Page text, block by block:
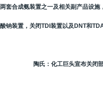
两套合成氨装置之一及相关副产品设
酸钠装置，关闭TDI装置以及DNT和
陶氏：化工巨头宣布关闭